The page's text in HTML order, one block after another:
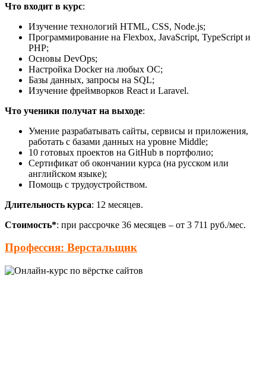
Что входит в курс:
Изучение технологий HTML, CSS, Node.js;
Программирование на Flexbox, JavaScript, TypeScript и
PHP;
Основы DevOps;
Настройка Docker на любых ОС;
Базы данных, запросы на SQL;
Изучение фреймворков React и Laravel.
Что ученики получат на выходе:
Умение разрабатывать сайты, сервисы и приложения,
работать с базами данных на уровне Middle;
10 готовых проектов на GitHub в портфолио;
Сертификат об окончании курса (на русском или
английском языке);
Помощь с трудоустройством.
Длительность курса: 12 месяцев.
Стоимость*: при рассрочке 36 месяцев – от 3 711 руб./мес.
Профессия: Верстальщик